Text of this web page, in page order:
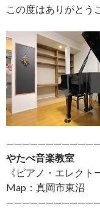
この度はありがとう
やたべ音楽教室
《ピアノ・エレクト
Map：真岡市東沼